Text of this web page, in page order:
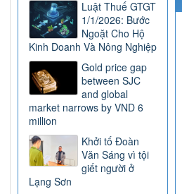
Luật Thuế GTGT
1/1/2026: Bước
Ngoặt Cho Hộ
Kinh Doanh Và Nông Nghiệp
Gold price gap
between SJC
and global
market narrows by VND 6
million
Khởi tố Đoàn
Văn Sáng vì tội
giết người ở
Lạng Sơn